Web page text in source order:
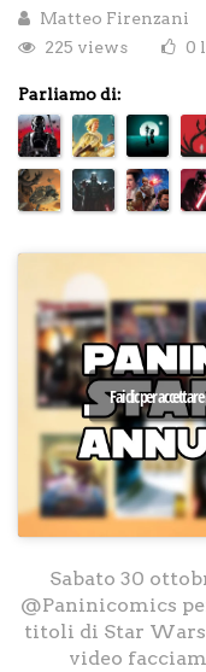
Matteo Firenzani
225 views
0
Parliamo di:
Fai clic per
Sabato 30
@Paninicomics
titoli di Star Wars
video